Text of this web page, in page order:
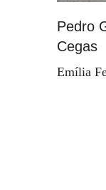
Pedro
Cegas
Emília